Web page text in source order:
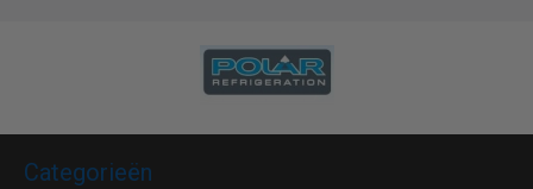
Categorieën